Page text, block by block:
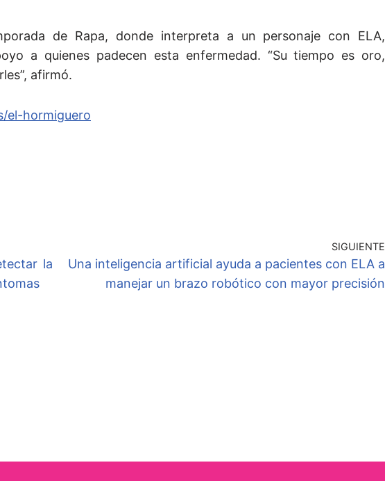
de Rapa, donde interpreta a un personaje con ELA,
a quienes padecen esta enfermedad. “Su tiempo es oro,
afirmó.
el-hormiguero
la
SIGUIENTE
Una inteligencia artificial ayuda a pacientes con ELA a
manejar un brazo robótico con mayor precisión